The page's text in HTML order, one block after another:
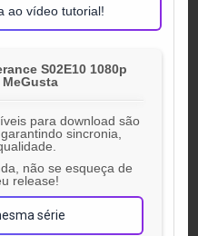
ao vídeo tutorial!
S02E10 1080p
MeGusta
para download são
sincronia,
não se esqueça de
release!
série